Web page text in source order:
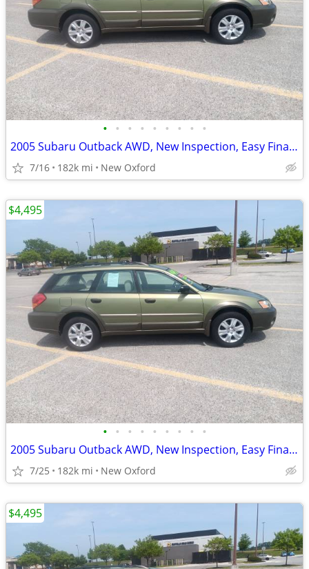
• • • • • • • • •
2005 Subaru Outback AWD, New Inspection, Easy Financing
7/16 182k mi New Oxford
• • • • • • • • •
2005 Subaru Outback AWD, New Inspection, Easy Financing
7/25 182k mi New Oxford
$4,495
$4,495